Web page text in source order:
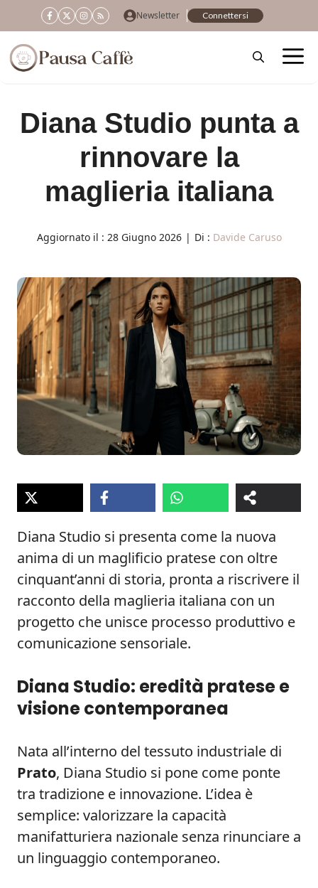
al
contenuto
Newsletter Connettersi
Diana Studio punta a
rinnovare la
maglieria italiana
Aggiornato il : 28 Giugno 2026 | Di : Davide Caruso
Diana Studio si presenta come la nuova
anima di un maglificio pratese con oltre
cinquant’anni di storia, pronta a riscrivere il
racconto della maglieria italiana con un
progetto che unisce processo produttivo e
comunicazione sensoriale.
Diana Studio: eredità pratese e
visione contemporanea
Nata all’interno del tessuto industriale di
Prato, Diana Studio si pone come ponte
tra tradizione e innovazione. L’idea è
semplice: valorizzare la capacità
manifatturiera nazionale senza rinunciare a
un linguaggio contemporaneo.